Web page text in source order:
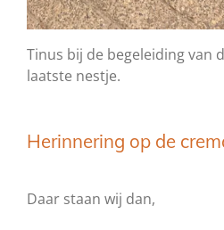
Tinus bij de begeleiding van
laatste nestje.
Herinnering op de
Daar staan wij dan,